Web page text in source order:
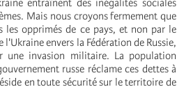
entraînent des inégalités sociales
Mais nous croyons fermement que
opprimés de ce pays, et non par le
envers la Fédération de Russie,
une invasion militaire. La population
russe réclame ces dettes à
en toute sécurité sur le territoire de